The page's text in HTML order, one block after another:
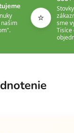
⭐
sme
Tisíce